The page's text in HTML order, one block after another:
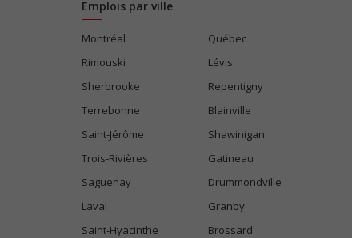
Emplois par ville
Montréal
Québec
Rimouski
Lévis
Sherbrooke
Repentigny
Terrebonne
Blainville
Saint-Jérôme
Shawinigan
Trois-Rivières
Gatineau
Saguenay
Drummondville
Laval
Granby
Saint-Hyacinthe
Brossard